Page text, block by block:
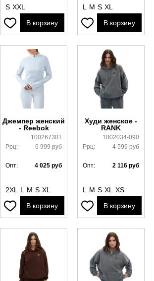
S XXL
В корзину
L M S XL
В корзину
Джемпер женский
- Reebok
100267301
Ррц:
6 999 руб
Опт: 4 025 руб
2XL L M S XL
В корзину
Худи женское -
RANK
1002034-090
Ррц:
4 599 руб
Опт: 2 116 руб
L M S XL
XS
В корзину